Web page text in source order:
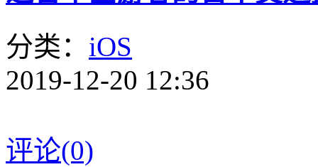
分类： iOS
2019-12-20 12:36
评论(0)